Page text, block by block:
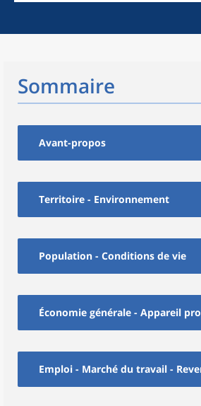
Sommaire
Avant-propos
Territoire - Environnement
Population - Conditions de vie
Économie générale - Appareil
Emploi - Marché du travail -